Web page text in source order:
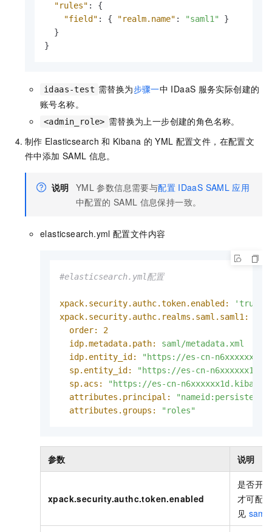
"rules" :
{
"field" : { "realm.name" : "saml1"
}
}
}
idaas-test 需替换为步骤一中 IDaaS 服务实际创建的
账号名称。
<admin_role> 需替换为上一步创建的角色名称。
制作 Elasticsearch 和 Kibana 的 YML 配置文件，在配置文
件中添加 SAML 信息。
说明 YML 参数信息需要与配置 IDaaS SAML 应用
中配置的 SAML 信息保持一致。
elasticsearch.yml 配置文件内容
#elasticsearch.yml配置
xpack.security.authc.token.enabled:
'true'
xpack.security.authc.realms.saml.saml1:
order:
2
idp.metadata.path:
saml/metadata.xml
idp.entity_id:
"https://es-cn-
sp.entity_id:
"https://es-cn-
sp.acs:
"https://es-cn-
attributes.principal:
"nameid:persistent"
attributes.groups:
"roles"
参数 说明
xpack.security.authc.token.enabled
是否开启
才可配置
见